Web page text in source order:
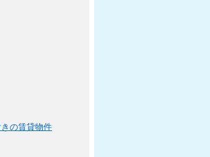
の賃貸物件